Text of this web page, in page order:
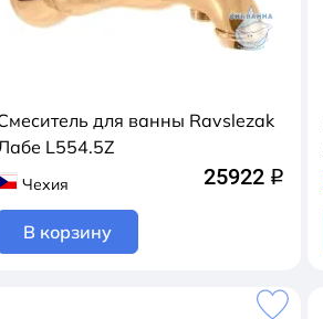
для ванны Ravslezak
L554.5Z
Чехия 25922 q
В корзину